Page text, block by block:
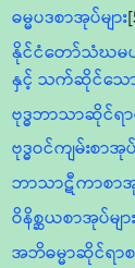
ဓမ္မပဒစာအုပ်များ
နိုင်ငံတော်သံဃ
နှင့် သက်ဆိုင်သော
ဗုဒ္ဓဘာသာဆိုင်ရာ
ဗုဒ္ဓဝင်ကျမ်းစာအုပ်
ဘာသာဋီကာစာအု
ဝိနိစ္ဆယစာအုပ်များ
အဘိဓမ္မာဆိုင်ရာစ